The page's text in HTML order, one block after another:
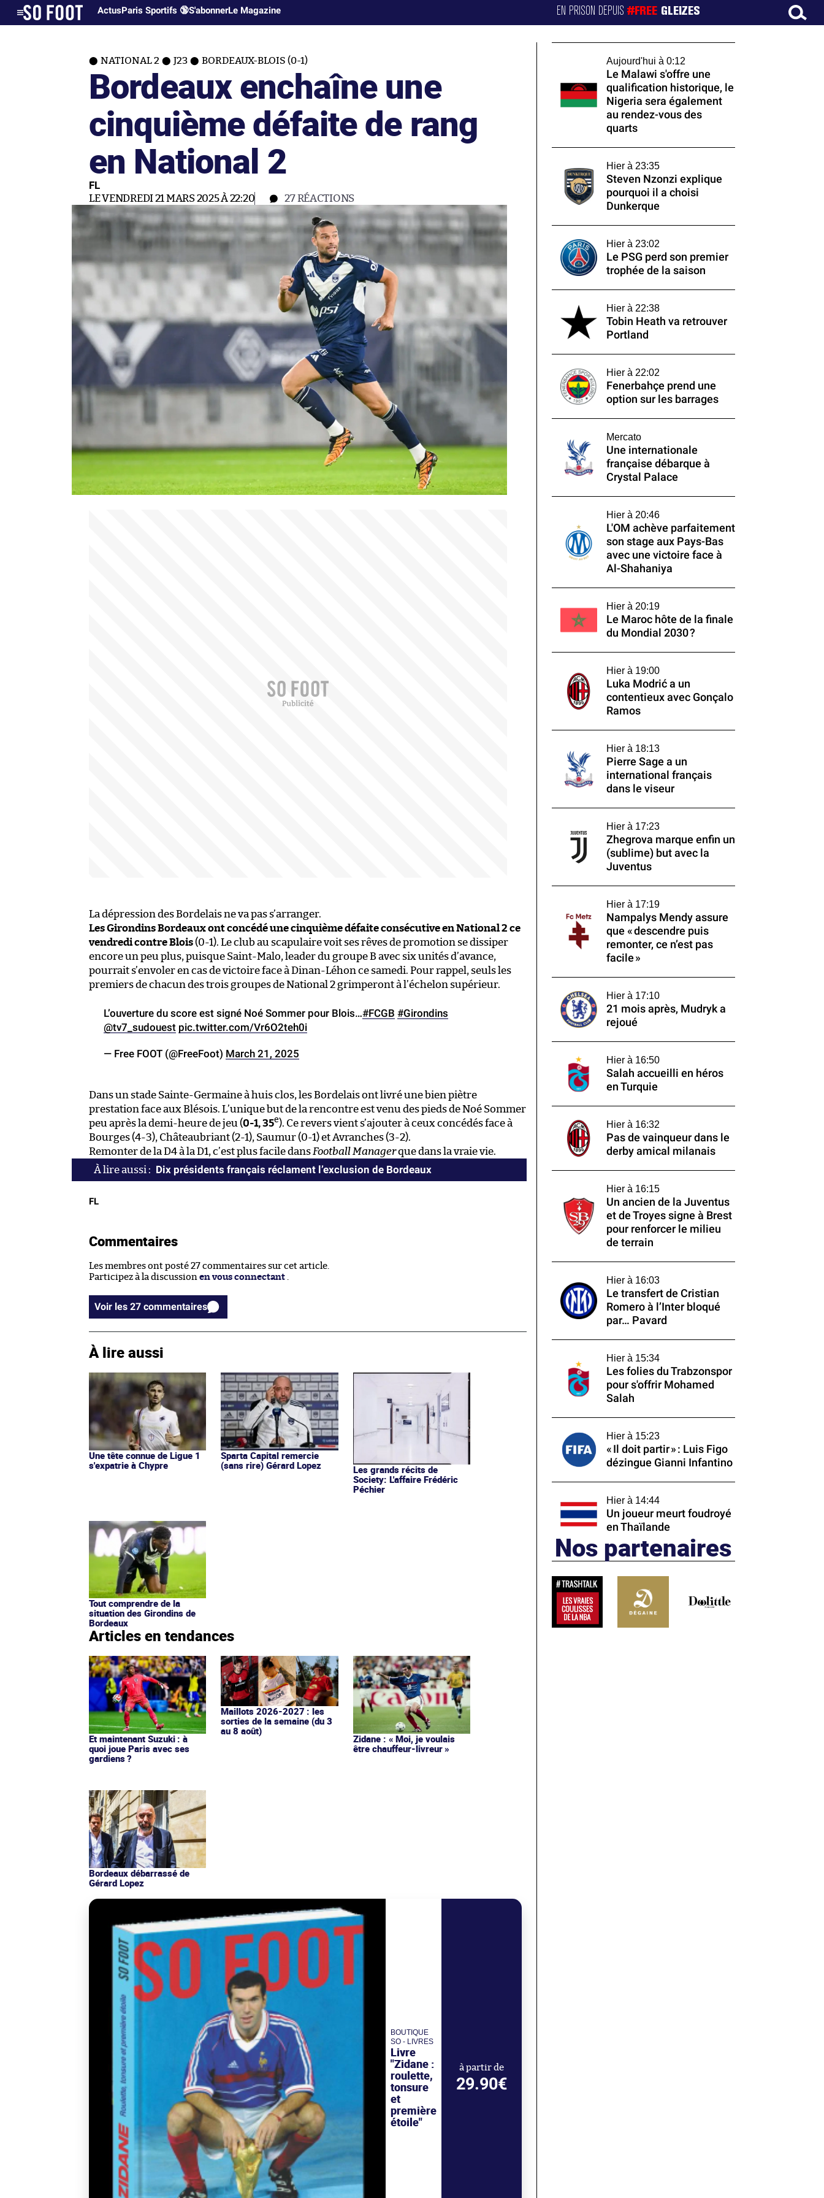
ActusParis Sportifs 🔞S'abonnerLe Magazine EN PRISON DEPUIS#FREE GLEIZES
NATIONAL 2 J23 BORDEAUX-BLOIS (0-1)
Bordeaux enchaîne une
cinquième défaite de rang
en National 2
FL
LE VENDREDI 21 MARS 2025 À 22:20 27RÉACTIONS
La dépression des Bordelais ne va pas s’arranger.
Les Girondins Bordeaux ont concédé une cinquième défaite consécutive en National 2 ce
vendredi contre Blois(0-1). Le club au scapulaire voit ses rêves de promotion se dissiper
encore un peu plus, puisque Saint-Malo, leader du groupe B avec six unités d’avance,
pourrait s’envoler en cas de victoire face à Dinan-Léhon ce samedi. Pour rappel, seuls les
premiers de chacun des trois groupes de National 2 grimperont à l’échelon supérieur.
L’ouverture du score est signé Noé Sommer pour Blois…#FCGB #Girondins
@tv7_sudouest pic.twitter.com/Vr6O2teh0i
— Free FOOT (@FreeFoot) March 21, 2025
Dans un stade Sainte-Germaine à huis clos, les Bordelais ont livré une bien piètre
prestation face aux Blésois. L’unique but de la rencontre est venu des pieds de Noé Sommer
peu après la demi-heure de jeu (0-1, 35e). Ce revers vient s’ajouter à ceux concédés face à
Bourges (4-3), Châteaubriant (2-1), Saumur (0-1) et Avranches (3-2).
Remonter de la D4 à la D1, c’est plus facile dans Football Managerque dans la vraie vie.
Dix présidents français réclament l’exclusion de Bordeaux
FL
Commentaires
Les membres ont posté 27 commentaires sur cet article.
Participez à la discussion en vous connectant
Voir les 27 commentaires
À lire aussi
Une tête connue de Ligue 1
s'expatrie à Chypre
Sparta Capital remercie
(sans rire) Gérard Lopez
Les grands récits de
Society: L'affaire Frédéric
Péchier
Tout comprendre de la
situation des Girondins de
Bordeaux
Articles en tendances
Et maintenant Suzuki : à
quoi joue Paris avec ses
gardiens ?
Maillots 2026-2027 : les
sorties de la semaine (du 3
au 8 août)
Zidane : « Moi, je voulais
être chauffeur-livreur »
Bordeaux débarrassé de
Gérard Lopez
BOUTIQUE
SO - LIVRES
Livre
"Zidane :
roulette,
tonsure
et
première
étoile"
à partir de
29.90€
Aujourd'hui à 0:12
Le Malawi s'offre une
qualification historique, le
Nigeria sera également
au rendez-vous des
quarts
Hier à 23:35
Steven Nzonzi explique
pourquoi il a choisi
Dunkerque
Hier à 23:02
Le PSG perd son premier
trophée de la saison
Hier à 22:38
Tobin Heath va retrouver
Portland
Hier à 22:02
Fenerbahçe prend une
option sur les barrages
Mercato
Une internationale
française débarque à
Crystal Palace
Hier à 20:46
L'OM achève parfaitement
son stage aux Pays-Bas
avec une victoire face à
Al-Shahaniya
Hier à 20:19
Le Maroc hôte de la finale
du Mondial 2030 ?
Hier à 19:00
Luka Modrić a un
contentieux avec Gonçalo
Ramos
Hier à 18:13
Pierre Sage a un
international français
dans le viseur
Hier à 17:23
Zhegrova marque enfin un
(sublime) but avec la
Juventus
Hier à 17:19
Nampalys Mendy assure
que « descendre puis
remonter, ce n’est pas
facile »
Hier à 17:10
21 mois après, Mudryk a
rejoué
Hier à 16:50
Salah accueilli en héros
en Turquie
Hier à 16:32
Pas de vainqueur dans le
derby amical milanais
Hier à 16:15
Un ancien de la Juventus
et de Troyes signe à Brest
pour renforcer le milieu
de terrain
Hier à 16:03
Le transfert de Cristian
Romero à l’Inter bloqué
par… Pavard
Hier à 15:34
Les folies du Trabzonspor
pour s'offrir Mohamed
Salah
Hier à 15:23
« Il doit partir » : Luis Figo
dézingue Gianni Infantino
Hier à 14:44
Un joueur meurt foudroyé
en Thaïlande
Nos partenaires